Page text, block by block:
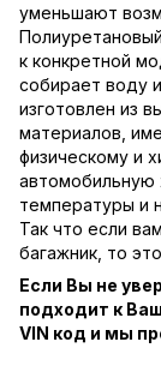
уменьшают
к конкретной
собирает воду
изготовлен из
материалов,
физическому и
автомобильную
температуры и
Так что если
багажник, то
Если Вы не
подходит к
VIN код и мы